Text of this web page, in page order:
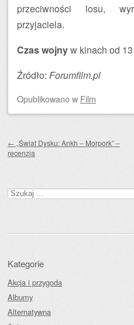
przeciwności losu,
przyjaciela.
Czas wojnyw kinach od
Źródło: Forumfilm.pl
Opublikowanow Film
← „Świat Dysku: Ankh – Morpork” –
recenzja
Szukaj:
Kategorie
Akcja i przygoda
Albumy
Alternatywna